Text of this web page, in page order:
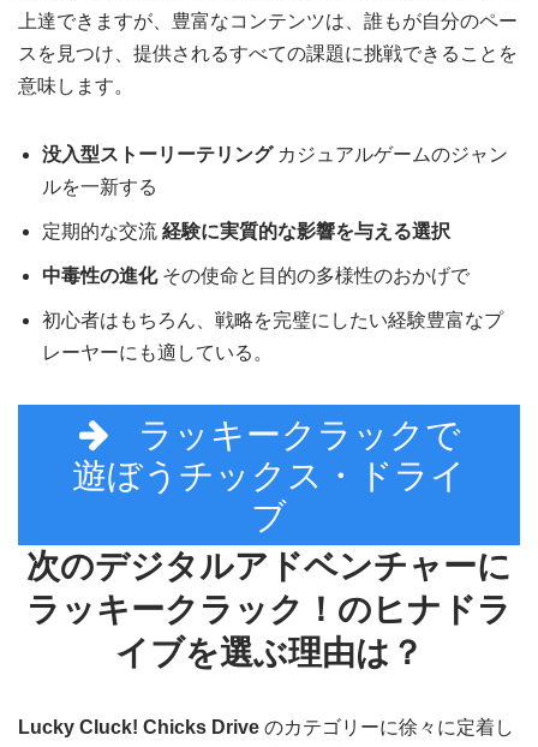
上達できますが、豊富なコンテンツは、誰もが自分のペー
スを見つけ、提供されるすべての課題に挑戦できることを
意味します。
没入型ストーリーテリングカジュアルゲームのジャン
ルを一新する
定期的な交流 経験に実質的な影響を与える選択
中毒性の進化その使命と目的の多様性のおかげで
初心者はもちろん、戦略を完璧にしたい経験豊富なプ
レーヤーにも適している。
ラッキークラックで
遊ぼうチックス・ドライ
ブ
次のデジタルアドベンチャーに
ラッキークラック！のヒナドラ
イブを選ぶ理由は？
Lucky Cluck! Chicks Drive のカテゴリーに徐々に定着し